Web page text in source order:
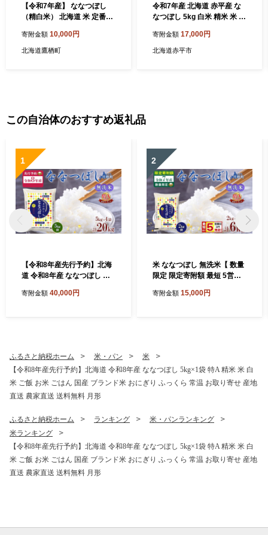
【令和7年産】 ななつぼし
（精白米） 北海道 米 定番の
はん 白米 北海道 鷹栖町 常温
寄附金額 10,000円
北海道鷹栖町
令和7年産 北海道 赤平産 な
なつぼし 5kg 白米 精米 米 北
ぎり
寄附金額 17,000円
北海道赤平市
この自治体のおすすめ返礼品
1
【令和8年産先行予約】北海
道 令和8年産 ななつぼし 無
白米 ご飯 お米 ごはん 国産
寄附金額 40,000円
2
米 ななつぼし 無洗米【 数量
限定 限定寄附額 最短 5営業
海道 月形町産 6kg(2kg×3袋)
寄附金額 15,000円
ふるさと納税ホーム 米・パン
米
【令和8年産先行予約】北海道 令和8年産 ななつぼし 5kg×1袋 特A 精米 米 白
米 ご飯 お米 ごはん 国産 ブランド米 おにぎり ふっくら 常温 お取り寄せ 産地
直送 農家直送 送料無料 月形
ふるさと納税ホーム ランキング
米・パンランキング
米ランキング
【令和8年産先行予約】北海道 令和8年産 ななつぼし 5kg×1袋 特A 精米 米 白
米 ご飯 お米 ごはん 国産 ブランド米 おにぎり ふっくら 常温 お取り寄せ 産地
直送 農家直送 送料無料 月形